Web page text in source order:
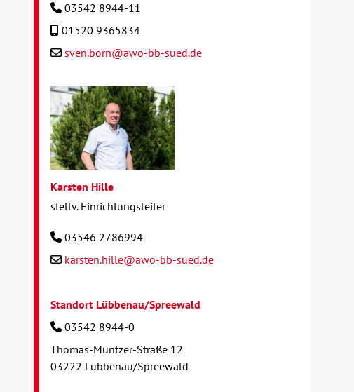
03542 8944-11
01520 9365834
sven.born@awo-bb-sued.de
Karsten Hille
stellv. Einrichtungsleiter
03546 2786994
karsten.hille@awo-bb-sued.de
Standort Lübbenau/Spreewald
03542 8944-0
Thomas-Müntzer-Straße 12
03222 Lübbenau/Spreewald